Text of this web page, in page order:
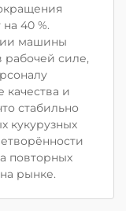
40 %.
машины
силе,
качества и
стабильно
кукурузных
повторных
рынке.